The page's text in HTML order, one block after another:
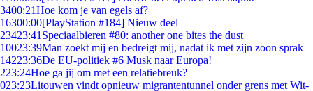
3400:21Hoe kom je van egels af?
16300:00[PlayStation #184] Nieuw deel
23423:41 Speciaalbieren #80: another one bites the dust
10023:39Man zoekt mij en bedreigt mij, nadat ik met zijn zoon sprak
14223:36De EU-politiek #6 Musk naar Europa!
223:24Hoe ga jij om met een relatiebreuk?
023:23Litouwen vindt opnieuw migrantentunnel onder grens met Wit-